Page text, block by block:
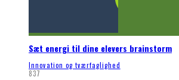
Sæt energi til dine elevers brainstorm
Innovation og tværfaglighed
837